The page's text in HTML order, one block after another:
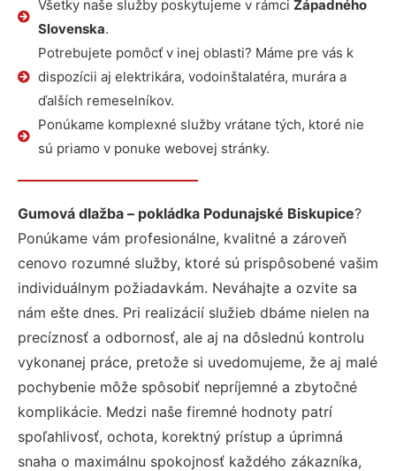
Všetky naše služby poskytujeme v rámci Západného
Slovenska.
Potrebujete pomôcť v inej oblasti? Máme pre vás k
dispozícii aj elektrikára, vodoinštalatéra, murára a
ďalších remeselníkov.
Ponúkame komplexné služby vrátane tých, ktoré nie
sú priamo v ponuke webovej stránky.
Gumová dlažba – pokládka Podunajské Biskupice?
Ponúkame vám profesionálne, kvalitné a zároveň
cenovo rozumné služby, ktoré sú prispôsobené vašim
individuálnym požiadavkám. Neváhajte a ozvite sa
nám ešte dnes. Pri realizácií služieb dbáme nielen na
precíznosť a odbornosť, ale aj na dôslednú kontrolu
vykonanej práce, pretože si uvedomujeme, že aj malé
pochybenie môže spôsobiť nepríjemné a zbytočné
komplikácie. Medzi naše firemné hodnoty patrí
spoľahlivosť, ochota, korektný prístup a úprimná
snaha o maximálnu spokojnosť každého zákazníka,